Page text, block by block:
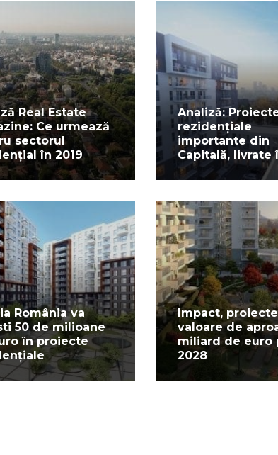
Real Estate
Ce urmează
sectorul
în 2019
Analiză:
rezidențiale
importante din
Capitală, livrate
România va
50 de milioane
în proiecte
Impact,
valoare de
miliard de euro
2028